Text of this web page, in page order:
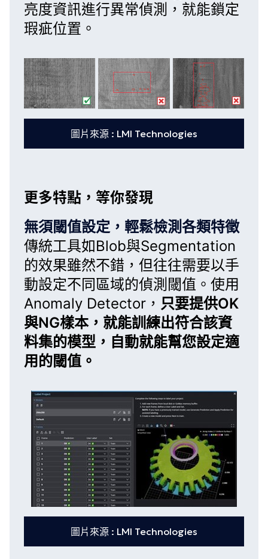
亮度資訊進行異常偵測，就能鎖定
瑕疵位置。
圖片來源 : LMI Technologies
更多特點，等你發現
無須閾值設定，輕鬆檢測各類特徵
傳統工具如Blob與Segmentation
的效果雖然不錯，但往往需要以手
動設定不同區域的偵測閾值。使用
Anomaly Detector ， 只要提供OK
與NG樣本，就能訓練出符合該資
料集的模型，自動就能幫您設定適
用的閾值。
圖片來源 : LMI Technologies